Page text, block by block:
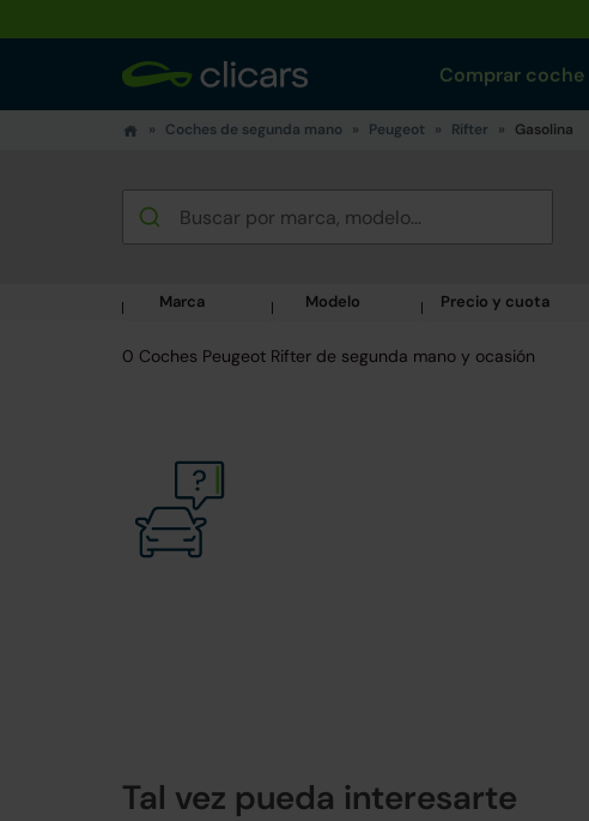
Comprar coche
Coches de segunda mano Peugeot Rifter Gasolina
Marca Modelo Precio y cuota
0 Coches Peugeot Rifter de segunda mano y ocasión
Tal vez pueda interesarte